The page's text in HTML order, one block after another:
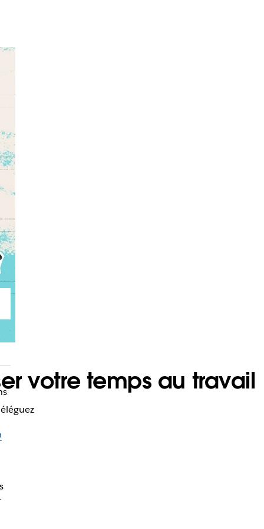
votre temps au travail